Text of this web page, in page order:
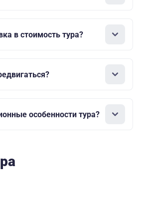
в стоимость тура?
особенности тура?